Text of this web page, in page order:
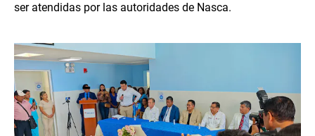
ser atendidas por las autoridades de Nasca.